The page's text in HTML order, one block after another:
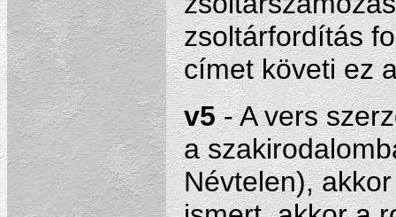
zsoltárfordítás
címet követi ez
v5- A vers
a
Névtelen),